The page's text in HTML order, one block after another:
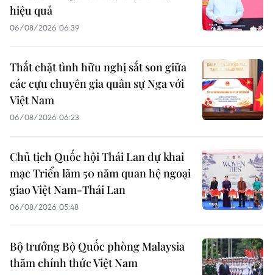
hiệu quả
06/08/2026 06:39
Thắt chặt tình hữu nghị sắt son giữa
các cựu chuyên gia quân sự Nga với
Việt Nam
06/08/2026 06:23
Chủ tịch Quốc hội Thái Lan dự khai
mạc Triển lãm 50 năm quan hệ ngoại
giao Việt Nam-Thái Lan
06/08/2026 05:48
Bộ trưởng Bộ Quốc phòng Malaysia
thăm chính thức Việt Nam